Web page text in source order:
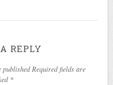
REPLY
Required fields are
*